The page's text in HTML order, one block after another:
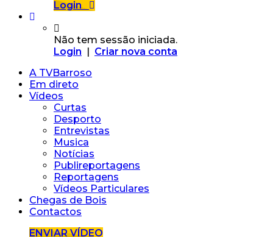
Login
Não tem sessão iniciada.
Login | Criar nova conta
A TVBarroso
Em direto
Vídeos
Curtas
Desporto
Entrevistas
Musica
Notícias
Publireportagens
Reportagens
Vídeos Particulares
Chegas de Bois
Contactos
ENVIAR VÍDEO